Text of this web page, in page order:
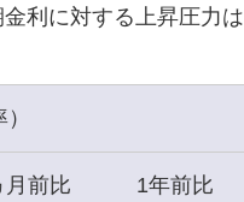
利に対する上昇圧力は
月前比 1年前比